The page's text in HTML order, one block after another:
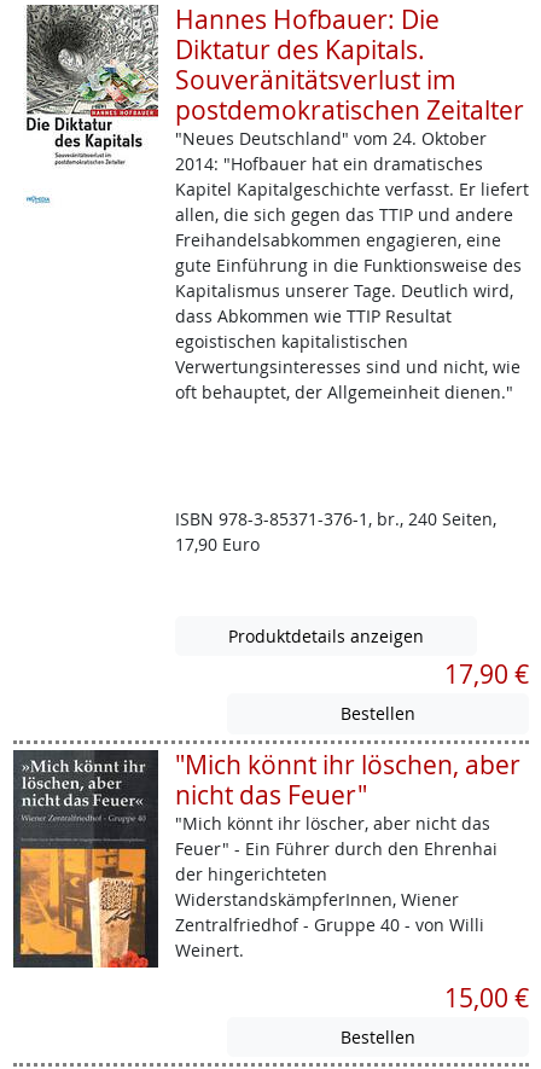
Hannes Hofbauer: Die
Diktatur des Kapitals.
Souveränitätsverlust im
postdemokratischen Zeitalter
"Neues Deutschland" vom 24. Oktober
2014: "Hofbauer hat ein dramatisches
Kapitel Kapitalgeschichte verfasst. Er liefert
allen, die sich gegen das TTIP und andere
Freihandelsabkommen engagieren, eine
gute Einführung in die Funktionsweise des
Kapitalismus unserer Tage. Deutlich wird,
dass Abkommen wie TTIP Resultat
egoistischen kapitalistischen
Verwertungsinteresses sind und nicht, wie
oft behauptet, der Allgemeinheit dienen."
ISBN 978-3-85371-376-1, br., 240 Seiten,
17,90 Euro
Produktdetails anzeigen
17,90 €
"Mich könnt ihr löschen, aber
nicht das Feuer"
"Mich könnt ihr löscher, aber nicht das
Feuer" - Ein Führer durch den Ehrenhai
der hingerichteten
WiderstandskämpferInnen, Wiener
Zentralfriedhof - Gruppe 40 - von Willi
Weinert.
15,00 €